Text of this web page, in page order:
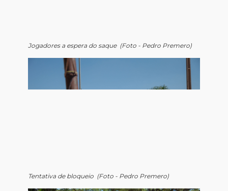
Jogadores a espera do saque (Foto - Pedro Premero)
Tentativa de bloqueio (Foto - Pedro Premero)